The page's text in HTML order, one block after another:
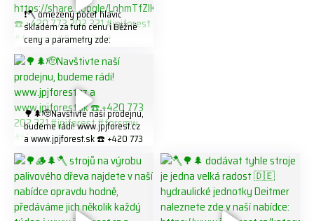
❗️🪓 omezený počet hlavic
skladem za tuto cenu ℹ️ Běžné
ceny a parametry zde:
K8W5t7i6o ☎️ +420 773 202
321 #jpjforest #forsmw
#firewood #
🌳🌲🫡Navštivte naší prodejnu,
budeme rádi! www.jpjforest.cz
a www.jpjforest.sk ☎️ +420 773
#biojack #regon #vahvajussi